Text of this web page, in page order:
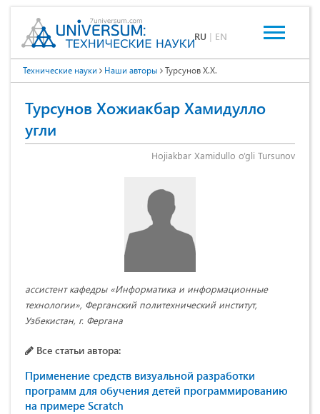
RU | EN
Технические науки Наши авторы Турсунов Х.Х.
Турсунов Хожиакбар Хамидулло
угли
Hojiakbar Xamidullo o’gli Tursunov
ассистент кафедры «Информатика и информационные
технологии», Ферганский политехнический институт,
Узбекистан, г. Фергана
Все статьи автора:
Применение средств визуальной разработки
программ для обучения детей программированию
на примере Scratch